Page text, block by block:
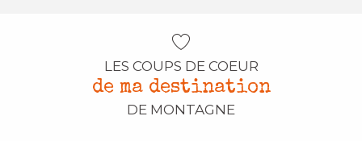
LES COUPS DE COEUR
de ma destination
DE MONTAGNE